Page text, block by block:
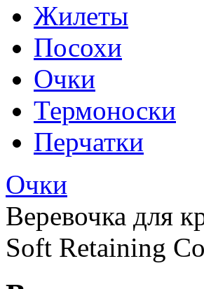
Жилеты
Посохи
Очки
Термоноски
Перчатки
Очки
Веревочка для
Soft Retaining